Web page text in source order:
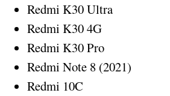
Redmi K30 Ultra
Redmi K30 4G
Redmi K30 Pro
Redmi Note 8 (2021)
Redmi 10C